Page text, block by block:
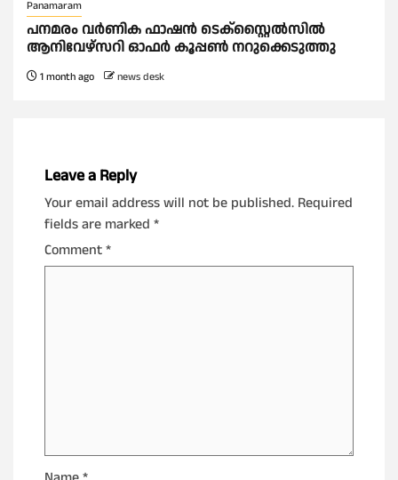
Panamaram
പനമരം വർണിക ഫാഷൻ ടെക്സ്റ്റൈൽസിൽ
ആനിവേഴ്‌സറി ഓഫർ കൂപ്പൺ നറുക്കെടുത്തു
1 month ago news desk
Leave a Reply
Your email address will not be published. Required
fields are marked *
Comment*